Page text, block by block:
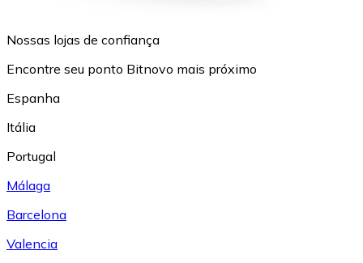
Nossas lojas de confiança
Encontre seu ponto Bitnovo mais próximo
Espanha
Itália
Portugal
Málaga
Barcelona
Valencia